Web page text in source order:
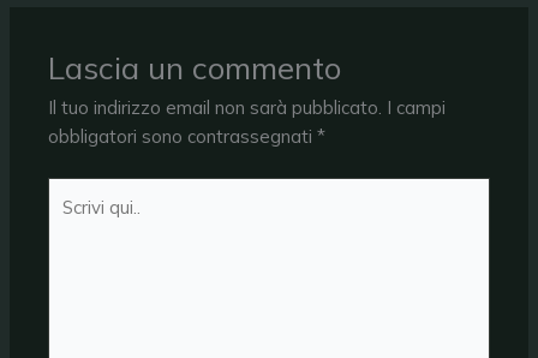
Lascia un commento
Il tuo indirizzo email non sarà pubblicato. I campi
obbligatori sono contrassegnati*
qui..